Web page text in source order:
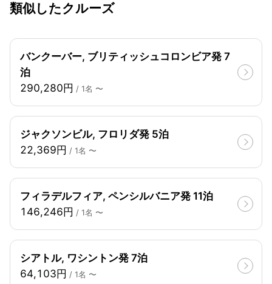
類似したクルーズ
バンクーバー, ブリティッシュコロンビア発 7
泊
290,280円 / 1名 〜
ジャクソンビル, フロリダ発 5泊
22,369円 / 1名 〜
フィラデルフィア, ペンシルバニア発 11泊
146,246円 / 1名 〜
シアトル, ワシントン発 7泊
64,103円 / 1名 〜